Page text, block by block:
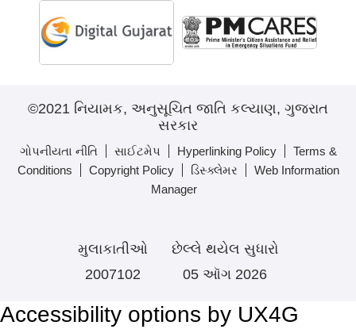
©2021 નિયામક, અનુસૂચિત જાતિ કલ્યાણ, ગુજરાત
સરકાર
ગોપનીયતા નીતિ સાઈટમેપ Hyperlinking Policy
Terms &
Conditions
Copyright Policy ડિસ્ક્લેમર
Web Information
Manager
મુલાકાતીઓ
2007102
છેલ્લે થયેલ સુધારો
05 ઑગ 2026
Accessibility options by UX4G